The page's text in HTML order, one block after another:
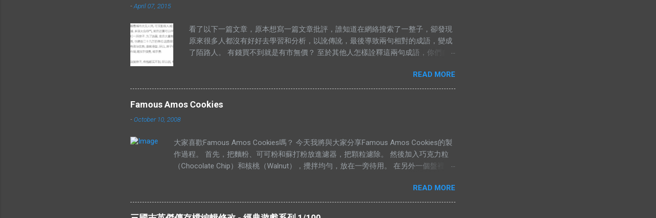
-April 07, 2015
看了以下一篇文章，原本想寫一篇文章批評，誰知道在網絡搜索了一整子，卻發現
原來很多人都沒有好好去學習和分析，以訛傳訛，最後導致兩句相對的成語，變成
了陌路人。 有錢買不到就是有市無價？ 至於其他人怎樣詮釋這兩句成語，你們自
句成語中，“價”和“市”應該是指同樣的東西。可是有些解釋把“有價無市”的“價”，解
釋為高價，而“市”解釋為供應，於是有人就說：“有價無市就是說有人願意出高價，
卻沒有供應。”如果按照這個邏輯，“有市無價”就等於有供應，卻無高價。如果是這
理 有人解釋說：有市無價，指的是這樣東西很好，大家都想買，但是並沒有人要
賣。他舉的例子是：一個地方的二手屋很好大家都想買，可是住在那的人都不想
賣。你有見過搶手的貨物，沒有供應的嗎？ 2012年9月，侯志強（上水鄉委會主
我們都知道祠堂的崇高地位，他卻說只要價錢對，他不介意賣給你。 所以你會認為
很多人搶著購買的東西，會完全沒有人願意賣？ ※ 我認為“有價無市”和“有市無
價”這兩句成語，應該這樣詮釋。 由於這兩句成語是相對的，所以在這兩句成語中
READ MORE
Famous Amos Cookies
-October 10, 2008
大家喜歡Famous Amos Cookies嗎？ 今天我將與大家分享Famous Amos Cookies的製
作過程。 首先，把麵粉、可可粉和蘇打粉放進濾器，把顆粒濾除。 然後加入巧克力粒
（Chocolate Chip）和核桃（Walnut），攪拌均勻，放在一旁待用。 在另外一個盤裡，
定要順時鐘旋轉。 加入香精，繼續攪拌。 加入雞蛋，繼續攪拌。 當所有材料攪拌均勻
以後，我們可以加入之前的面紛混合物。 攪拌五分鐘，或者直到麵糰有一點結實為止。
然後就可以造型，放到烤盤上，放進烤箱裡烤。時間的長短，需要視餅乾的大小的定。
READ MORE